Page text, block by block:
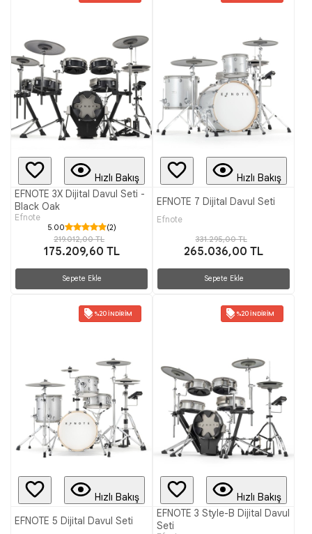
Hızlı Bakış
EFNOTE 3X Dijital Davul Seti -
Black Oak
Efnote
5.00
(2)
219.012,00 TL
175.209,60 TL
Sepete Ekle
Hızlı Bakış
EFNOTE 7 Dijital Davul Seti
Efnote
331.295,00 TL
265.036,00 TL
Sepete Ekle
%20 İNDIRIM
Hızlı Bakış
EFNOTE 5 Dijital Davul Seti
%20 İNDIRIM
Hızlı Bakış
EFNOTE 3 Style-B Dijital Davul
Seti